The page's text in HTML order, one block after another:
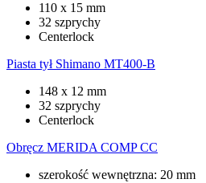
110 x 15 mm
32 szprychy
Centerlock
Piasta tył Shimano MT400-B
148 x 12 mm
32 szprychy
Centerlock
Obręcz MERIDA COMP CC
szerokość wewnętrzna: 20 mm